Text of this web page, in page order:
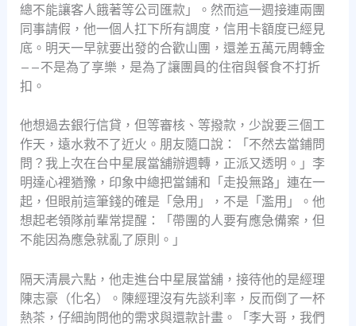
總不能讓客人餓著等公司匯款」。然而這一週接連兩團
同事請假，他一個人扛下所有調度，信用卡額度已經見
底。明天一早就要出發的合歡山團，還差五萬元周轉金
——不是為了享樂，是為了讓團員的住宿與餐食不打折
扣。
他想過去銀行信貸，但等審核、等撥款，少說要三個工
作天，遠水救不了近火。朋友隨口說：「不然去當鋪問
問？我上次在台中星展當舖辦週轉，正派又透明。」李
明達心裡猶豫，印象中總把當鋪和「走投無路」連在一
起，但眼前這筆錢的確是「急用」，不是「濫用」。他
想起老領隊前輩常提醒：「帶團的人要有應急備案，但
不能因為應急就亂了原則。」
隔天清晨六點，他走進台中星展當舖，接待他的是經理
陳志豪（化名）。陳經理沒有先談利率，反而倒了一杯
熱茶，仔細詢問他的需求與還款計畫。「李大哥，我們